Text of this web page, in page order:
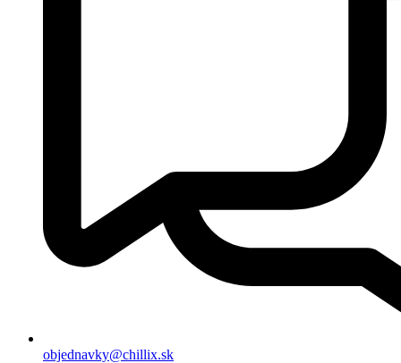
objednavky@chillix.sk